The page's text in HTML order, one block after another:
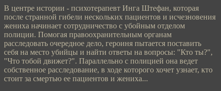
В центре истории - психотерапевт Инга Штефан, которая
после странной гибели нескольких пациентов и исчезновения
жениха начинает сотрудничество с убойным отделом
полиции. Помогая правоохранительным органам
расследовать очередное дело, героиня пытается поставить
себя на место убийцы и найти ответы на вопросы: "Кто ты?",
"Что тобой движет?". Параллельно с полицией она ведет
собственное расследование, в ходе которого хочет узнает, кто
стоит за смертью ее пациентов и жениха...